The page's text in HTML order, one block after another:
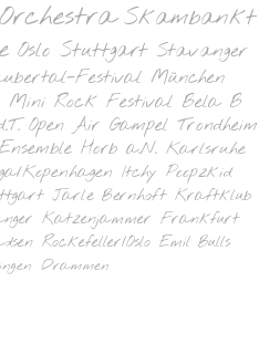
Skambankt
Oslo Stuttgart Stavanger
Festival München
Mini Rock Festival Bela B
Open Air Gampel Trondheim
Horb a.N. Karlsruhe
Kopenhagen Itchy Poopzkid
Jarle Bernhoft Kraftklub
Katzenjammer Frankfurt
Rockefeller/Oslo Emil Bulls
Drammen